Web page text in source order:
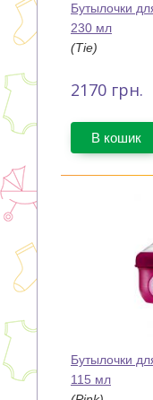
Бутылочки
230 мл
(Tie)
2170 грн.
В кошик
Бутылочки
115 мл